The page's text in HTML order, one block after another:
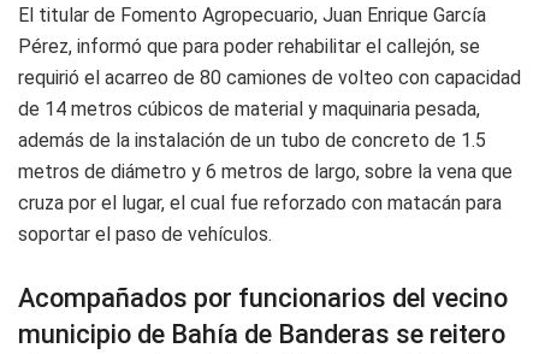
El titular de Fomento Agropecuario, Juan Enrique García
Pérez, informó que para poder rehabilitar el callejón, se
requirió el acarreo de 80 camiones de volteo con capacidad
de 14 metros cúbicos de material y maquinaria pesada,
además de la instalación de un tubo de concreto de 1.5
metros de diámetro y 6 metros de largo, sobre la vena que
cruza por el lugar, el cual fue reforzado con matacán para
soportar el paso de vehículos.
Acompañados por funcionarios del vecino
municipio de Bahía de Banderas se reitero